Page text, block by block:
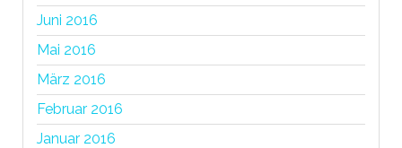
Juni 2016
Mai 2016
März 2016
Februar 2016
Januar 2016